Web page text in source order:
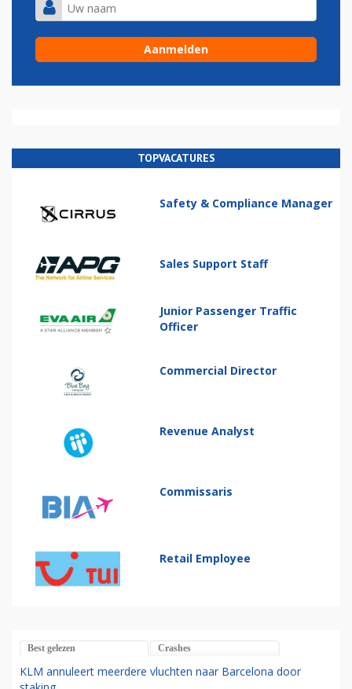
TOPVACATURES
Safety & Compliance Manager
Sales Support Staff
Junior Passenger Traffic
Officer
Commercial Director
Revenue Analyst
Commissaris
Retail Employee
Best gelezen Crashes
KLM annuleert meerdere vluchten naar Barcelona door